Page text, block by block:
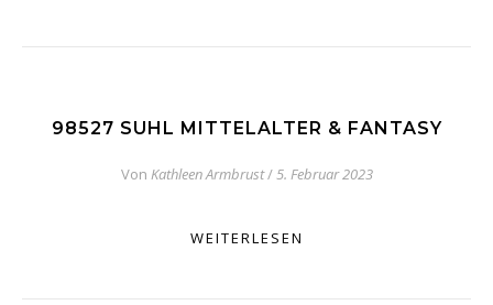
98527 SUHL MITTELALTER & FANTASY
Von Kathleen Armbrust/5. Februar 2023
WEITERLESEN